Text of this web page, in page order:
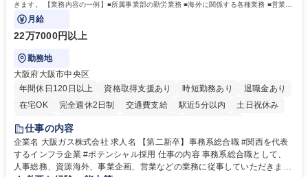
きます。 【業務内容の一例】■所属事業部の勤労業務 ■海外に関係する各種業務 ■営業部
門の企画スタッフ、ルート営業
月給
22万7000円以上
勤務地
大阪府大阪市中央区
年間休日120日以上
資格取得支援あり 時短勤務あり
退職金あり
在宅OK
完全週休2日制 交通費支給 駅近5分以内
土日祝休み
服装自由
第二新卒歓迎
仕事の内容
企業名 大阪ガス株式会社 求人名 【第二新卒】事務系総合職 #関西を代表
するインフラ企業 #ポテンシャル採用 仕事の内容 事務系総合職として、
人事総務、資源海外、事業企画、営業などの業務に従事していただきま